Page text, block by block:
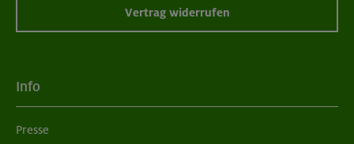
Vertrag widerrufen
Info
Presse